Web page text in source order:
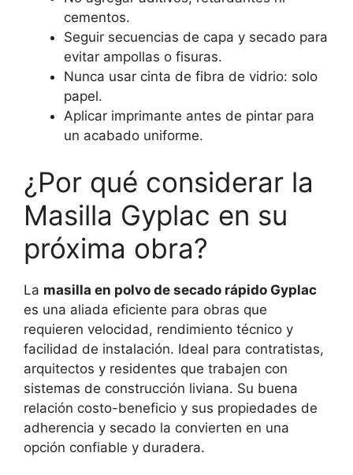
cementos.
Seguir secuencias de capa y secado para
evitar ampollas o fisuras.
Nunca usar cinta de fibra de vidrio: solo
papel.
Aplicar imprimante antes de pintar para
un acabado uniforme.
¿Por qué considerar la
Masilla Gyplac en su
próxima obra?
La masilla en polvo de secado rápido Gyplac
es una aliada eficiente para obras que
requieren velocidad, rendimiento técnico y
facilidad de instalación. Ideal para contratistas,
arquitectos y residentes que trabajen con
sistemas de construcción liviana. Su buena
relación costo-beneficio y sus propiedades de
adherencia y secado la convierten en una
opción confiable y duradera.